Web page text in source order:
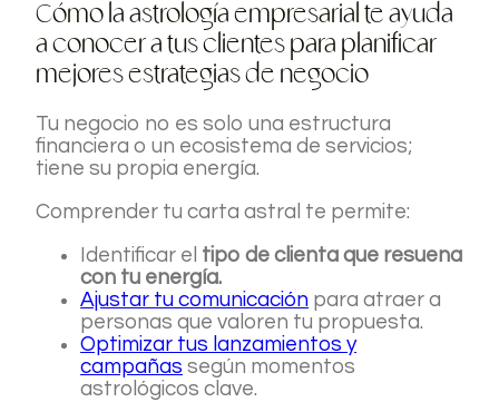
Cómo la astrología empresarial te ayuda
a conocer a tus clientes para planificar
mejores estrategias de negocio
Tu negocio no es solo una estructura
financiera o un ecosistema de servicios;
tiene su propia energía.
Comprender tu carta astral te permite:
Identificar el tipo de clienta que resuena
con tu energía.
Ajustar tu comunicación para atraer a
personas que valoren tu propuesta.
Optimizar tus lanzamientos y
campañas según momentos
astrológicos clave.